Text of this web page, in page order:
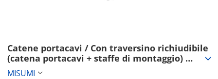
Catene portacavi / Con traversino richiudibile
(catena portacavi + staffe di montaggio)
(MHPUS204-50-23-B)
MISUMI